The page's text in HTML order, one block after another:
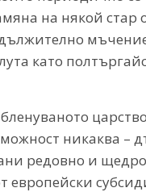
на някой стар
като
никаква –
редовно и